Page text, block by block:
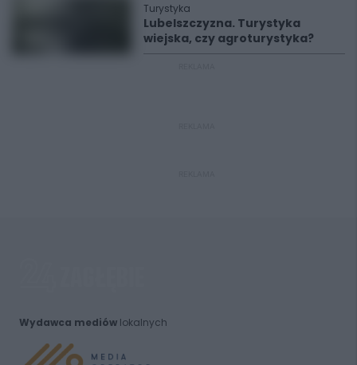
Turystyka
Lubelszczyzna. Turystyka
wiejska, czy agroturystyka?
Wydawca mediówlokalnych